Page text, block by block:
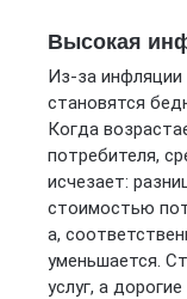
Высокая
Из-за
становятся
Когда
потребителя,
исчезает:
стоимостью
а,
уменьшается.
услуг, а